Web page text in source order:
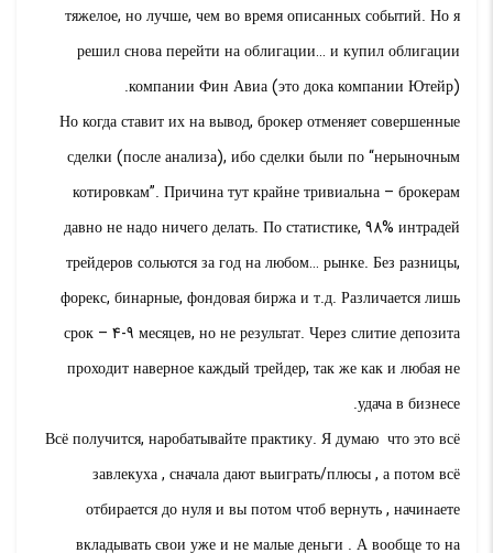
тяжелое, но лучше, чем во время описанных событий. Но я
решил снова перейти на облигации… и купил облигации
компании Фин Авиа (это дока компании Ютейр).
Но когда ставит их на вывод, брокер отменяет совершенные
сделки (после анализа), ибо сделки были по “нерыночным
котировкам”. Причина тут крайне тривиальна – брокерам
давно не надо ничего делать. По статистике, 98% интрадей
трейдеров сольются за год на любом… рынке. Без разницы,
форекс, бинарные, фондовая биржа и т.д. Различается лишь
срок – 4-9 месяцев, но не результат. Через слитие депозита
проходит наверное каждый трейдер, так же как и любая не
удача в бизнесе.
Всё получится, наробатывайте практику. Я думаю что это всё
завлекуха , сначала дают выиграть/плюсы , а потом всё
отбирается до нуля и вы потом чтоб вернуть , начинаете
вкладывать свои уже и не малые деньги . А вообще то на